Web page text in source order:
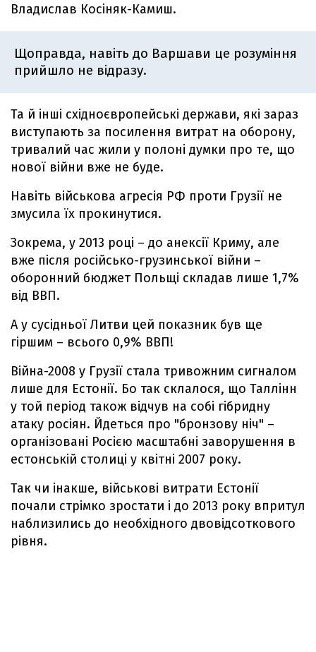
Владислав Косіняк-Камиш.
Щоправда, навіть до Варшави це розуміння
прийшло не відразу.
Та й інші східноєвропейські держави, які зараз
виступають за посилення витрат на оборону,
тривалий час жили у полоні думки про те, що
нової війни вже не буде.
Навіть військова агресія РФ проти Грузії не
змусила їх прокинутися.
Зокрема, у 2013 році – до анексії Криму, але
вже після російсько-грузинської війни –
оборонний бюджет Польщі складав лише 1,7%
від ВВП.
А у сусідньої Литви цей показник був ще
гіршим – всього 0,9% ВВП!
Війна-2008 у Грузії стала тривожним сигналом
лише для Естонії. Бо так склалося, що Таллінн
у той період також відчув на собі гібридну
атаку росіян. Йдеться про "бронзову ніч" –
організовані Росією масштабні заворушення в
естонській столиці у квітні 2007 року.
Так чи інакше, військові витрати Естонії
почали стрімко зростати і до 2013 року впритул
наблизились до необхідного двовідсоткового
рівня.